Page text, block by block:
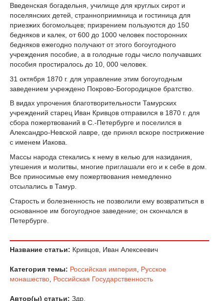
Введенская богадельня, училище для круглых сирот и
поселянских детей, странноприимница и гостиница для
приезжих богомольцев; призрением пользуются до 150
бедняков и калек, от 600 до 1000 человек посторонних
бедняков ежегодно получают от этого богоугодного
учреждения пособие, а в голодные годы число получавших
пособия простиралось до 10, 000 человек.
31 октября 1870 г. для управление этим богоугодным
заведением учреждено Покрово-Богородицкое братство.
В видах упрочения благотворительности Тамурских
учреждений старец Иван Кривцов отправился в 1870 г. для
сбора пожертвований в С.-Петербурге и поселился в
Александро-Невской лавре, где принял вскоре пострижение
с именем Иакова.
Массы народа стекались к нему в келью для назидания,
утешения и молитвы, многие приглашали его и к себе в дом.
Все приносимые ему пожертвования немедленно
отсылались в Тамур.
Старость и болезненность не позволили ему возвратиться в
основанное им богоугодное заведение; он скончался в
Петербурге.
Название статьи: Кривцов, Иван Алексеевич
Категория темы: Российская империя
Русское
монашество Российская Государственность
Автор(ы) статьи: Здр.